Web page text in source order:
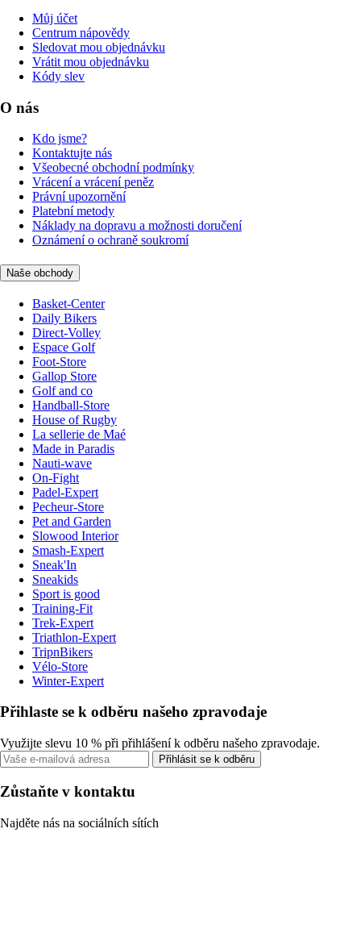
Můj účet
Centrum nápovědy
Sledovat mou objednávku
Vrátit mou objednávku
Kódy slev
O nás
Kdo jsme?
Kontaktujte nás
Všeobecné obchodní podmínky
Vrácení a vrácení peněz
Právní upozornění
Platební metody
Náklady na dopravu a možnosti doručení
Oznámení o ochraně soukromí
Naše obchody
Basket-Center
Daily Bikers
Direct-Volley
Espace Golf
Foot-Store
Gallop Store
Golf and co
Handball-Store
House of Rugby
La sellerie de Maé
Made in Paradis
Nauti-wave
On-Fight
Padel-Expert
Pecheur-Store
Pet and Garden
Slowood Interior
Smash-Expert
Sneak'In
Sneakids
Sport is good
Training-Fit
Trek-Expert
Triathlon-Expert
TripnBikers
Vélo-Store
Winter-Expert
Přihlaste se k odběru našeho zpravodaje
Využijte slevu 10 % při přihlášení k odběru našeho zpravodaje.
Přihlásit se k odběru
Zůstaňte v kontaktu
Najděte nás na sociálních sítích